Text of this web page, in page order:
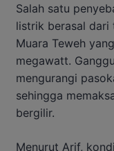
Salah satu
listrik berasal dari
Muara Teweh
megawatt.
mengurangi
sehingga
bergilir.
Menurut Arif,